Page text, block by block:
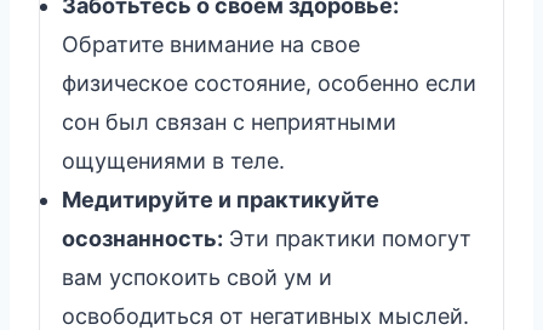
Заботьтесь о своем здоровье:
Обратите внимание на свое
физическое состояние, особенно если
сон был связан с неприятными
ощущениями в теле.
Медитируйте и практикуйте
осознанность: Эти практики помогут
вам успокоить свой ум и
освободиться от негативных мыслей.